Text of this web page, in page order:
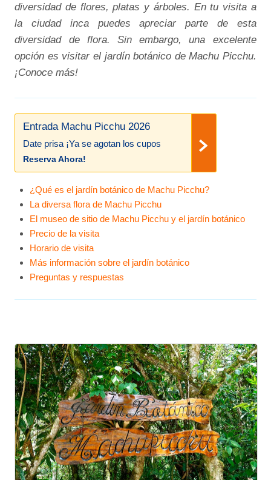
diversidad de flores, platas y árboles. En tu visita a
la ciudad inca puedes apreciar parte de esta
diversidad de flora. Sin embargo, una excelente
opción es visitar el jardín botánico de Machu Picchu.
¡Conoce más!
Entrada Machu Picchu 2026
Date prisa ¡Ya se agotan los cupos
Reserva Ahora!
¿Qué es el jardín botánico de Machu Picchu?
La diversa flora de Machu Picchu
El museo de sitio de Machu Picchu y el jardín botánico
Precio de la visita
Horario de visita
Más información sobre el jardín botánico
Preguntas y respuestas